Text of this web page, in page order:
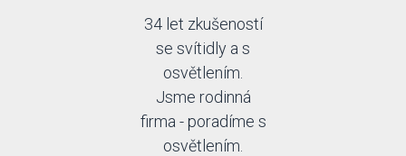
34 let zkušeností
se svítidly a s
osvětlením.
Jsme rodinná
firma - poradíme s
osvětlením.